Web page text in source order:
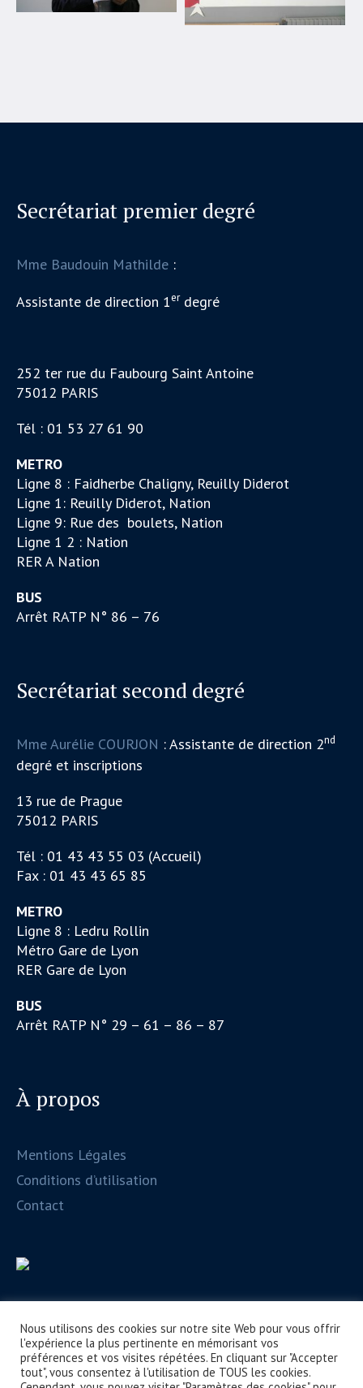
Secrétariat premier degré
Mme Baudouin Mathilde :
Assistante de direction 1erdegré
252 ter rue du Faubourg Saint Antoine
75012 PARIS
Tél : 01 53 27 61 90
METRO
Ligne 8 : Faidherbe Chaligny, Reuilly Diderot
Ligne 1: Reuilly Diderot, Nation
Ligne 9: Rue des boulets, Nation
Ligne 1 2 : Nation
RER A Nation
BUS
Arrêt RATP N° 86 – 76
Secrétariat second degré
Mme Aurélie COURJON : Assistante de direction 2nd
degré et inscriptions
13 rue de Prague
75012 PARIS
Tél : 01 43 43 55 03 (Accueil)
Fax : 01 43 43 65 85
METRO
Ligne 8 : Ledru Rollin
Métro Gare de Lyon
RER Gare de Lyon
BUS
Arrêt RATP N° 29 – 61 – 86 – 87
À propos
Mentions Légales
Conditions d’utilisation
Contact
Nous utilisons des cookies sur notre site Web pour vous offrir
l'expérience la plus pertinente en mémorisant vos
préférences et vos visites répétées. En cliquant sur "Accepter
tout", vous consentez à l'utilisation de TOUS les cookies.